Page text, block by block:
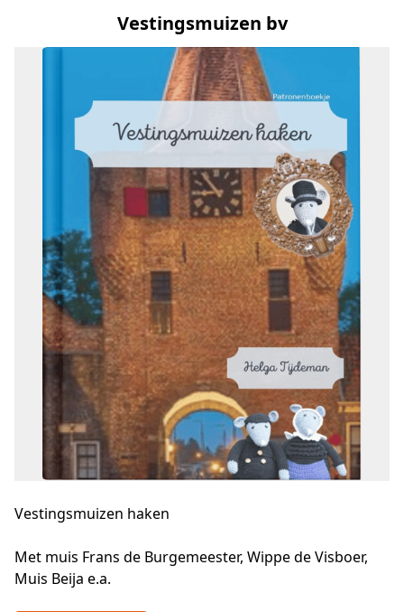
Vestingsmuizen bv
Vestingsmuizen haken
Met muis Frans de Burgemeester, Wippe de Visboer,
Muis Beija e.a.